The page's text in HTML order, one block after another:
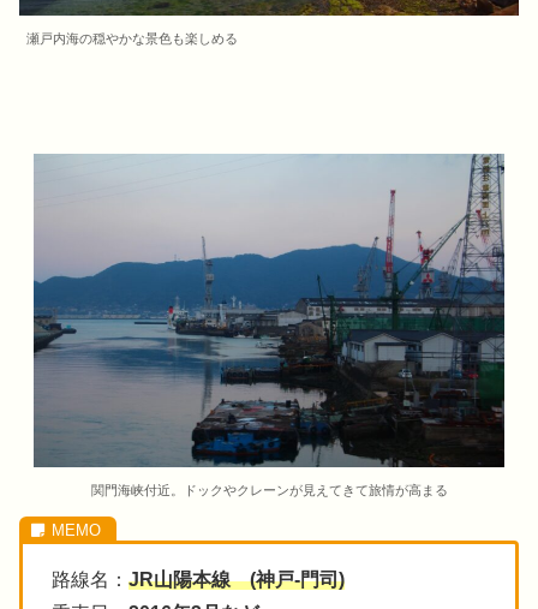
瀬戸内海の穏やかな景色も楽しめる
関門海峡付近。ドックやクレーンが見えてきて旅情が高まる
路線名： JR山陽本線 (神戸-門司)